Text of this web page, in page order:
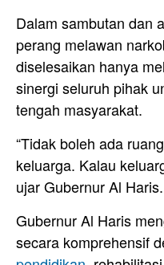
Dalam sambutan dan
perang melawan
diselesaikan hanya
sinergi seluruh pihak
tengah masyarakat.
“Tidak boleh ada
keluarga. Kalau
ujar Gubernur Al Haris.
Gubernur Al Haris
secara komprehensif